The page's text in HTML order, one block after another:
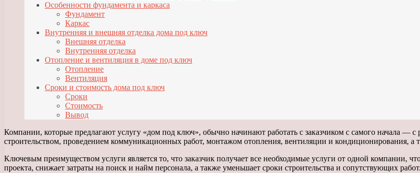
Особенности фундамента и каркаса
Фундамент
Каркас
Внутренняя и внешняя отделка дома под ключ
Внешняя отделка
Внутренняя отделка
Отопление и вентиляция в доме под ключ
Отопление
Вентиляция
Сроки и стоимость дома под ключ
Сроки
Стоимость
Вывод
Компании, которые предлагают услугу «дом под ключ», обычно начинают работать с заказчиком с самого начала — с
строительством, проведением коммуникационных работ, монтажом отопления, вентиляции и кондиционирования, а
Ключевым преимуществом услуги является то, что заказчик получает все необходимые услуги от одной компании,
проекта, снижает затраты на поиск и найм персонала, а также уменьшает сроки строительства и сопутствующих работ.